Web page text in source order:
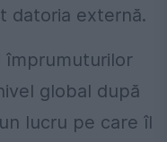
datoria externă.
împrumuturilor
global după
lucru pe care îl